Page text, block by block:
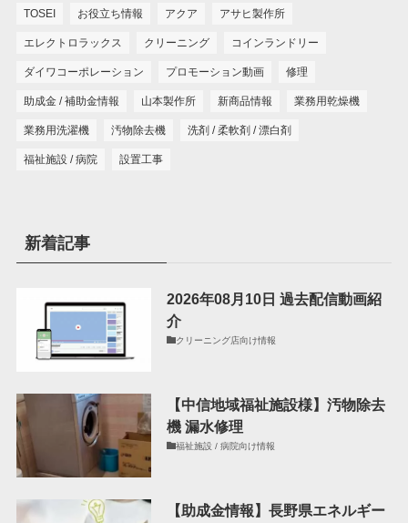
TOSEI お役立ち情報 アクア アサヒ製作所
エレクトロラックス クリーニング コインランドリー
ダイワコーポレーション プロモーション動画 修理
助成金 / 補助金情報 山本製作所 新商品情報 業務用乾燥機
業務用洗濯機 汚物除去機 洗剤 / 柔軟剤 / 漂白剤
福祉施設 / 病院 設置工事
新着記事
2026年08月10日 過去配信動画紹
介
クリーニング店向け情報
【中信地域福祉施設様】汚物除去
機 漏水修理
福祉施設 / 病院向け情報
【助成金情報】長野県エネルギー